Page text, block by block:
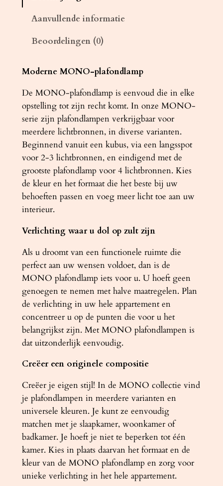
M
N
O
1
z
w
a
r
t
a
a
a
l
Aanvullende informatie
Beoordelingen (0)
Moderne MONO-plafondlamp
De MONO-plafondlamp is eenvoud die in elke
opstelling tot zijn recht komt. In onze MONO-
serie zijn plafondlampen verkrijgbaar voor
meerdere lichtbronnen, in diverse varianten.
Beginnend vanuit een kubus, via een langsspot
voor 2-3 lichtbronnen, en eindigend met de
grootste plafondlamp voor 4 lichtbronnen. Kies
de kleur en het formaat die het beste bij uw
behoeften passen en voeg meer licht toe aan uw
interieur.
Verlichting waar u dol op zult zijn
Als u droomt van een functionele ruimte die
perfect aan uw wensen voldoet, dan is de
MONO plafondlamp iets voor u. U hoeft geen
genoegen te nemen met halve maatregelen. Plan
de verlichting in uw hele appartement en
concentreer u op de punten die voor u het
belangrijkst zijn. Met MONO plafondlampen is
dat uitzonderlijk eenvoudig.
Creëer een originele compositie
Creëer je eigen stijl! In de MONO collectie vind
je plafondlampen in meerdere varianten en
universele kleuren. Je kunt ze eenvoudig
matchen met je slaapkamer, woonkamer of
badkamer. Je hoeft je niet te beperken tot één
kamer. Kies in plaats daarvan het formaat en de
kleur van de MONO plafondlamp en zorg voor
unieke verlichting in het hele appartement.